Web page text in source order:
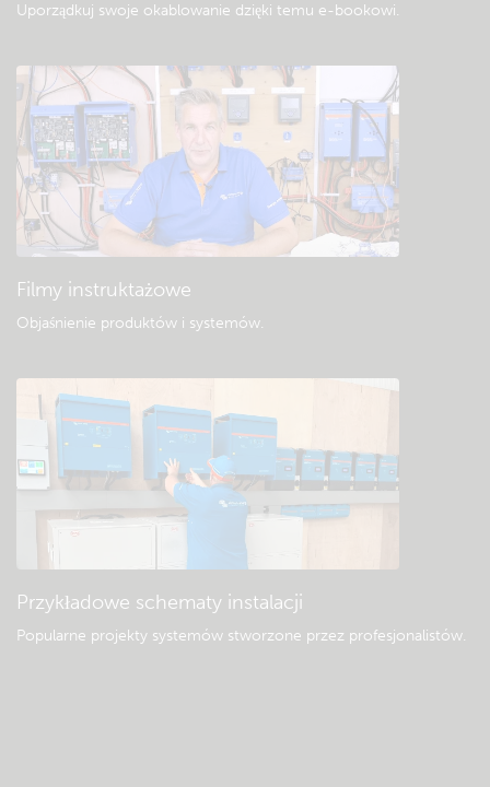
Uporządkuj swoje okablowanie dzięki temu e-bookowi.
Filmy instruktażowe
Objaśnienie produktów i systemów.
Przykładowe schematy instalacji
Popularne projekty systemów stworzone przez profesjonalistów.